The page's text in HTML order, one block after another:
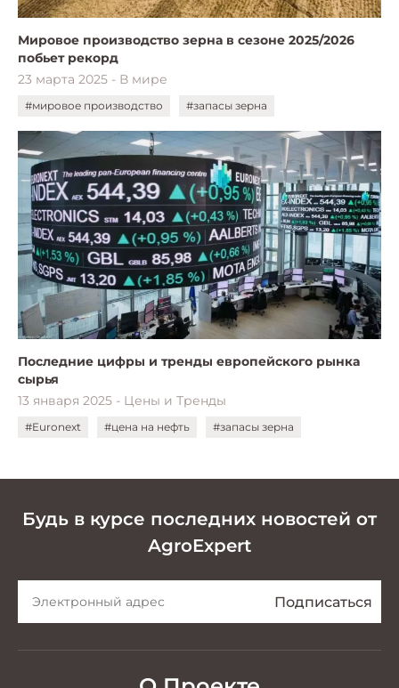
Мировое производство зерна в сезоне 2025/2026
побьет рекорд
23 марта 2025 - В мире
#мировое производство #запасы зерна
Последние цифры и тренды европейского рынка
сырья
13 января 2025 - Цены и Тренды
#Euronext #цена на нефть #запасы зерна
Будь в курсе последних новостей от
AgroExpert